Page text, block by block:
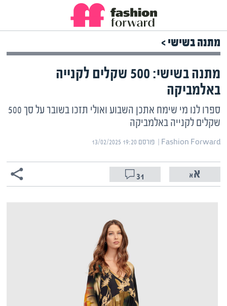
מתנה בשישי >
מתנה בשישי: 500 שקלים לקנייה
באלמביקה
ספרו לנו מי שימח אתכן השבוע ואולי תזכו בשובר על סך 500
שקלים לקנייה באלמביקה
Fashion Forward | ‏ פורסם ‎13/02/2025 19:20
31